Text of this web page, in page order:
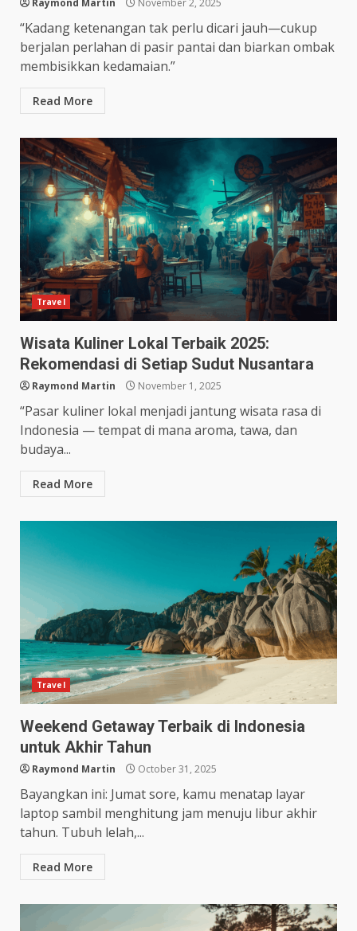
Raymond Martin November 2, 2025
“Kadang ketenangan tak perlu dicari jauh—cukup
berjalan perlahan di pasir pantai dan biarkan ombak
membisikkan kedamaian.”
Read More
Travel
Wisata Kuliner Lokal Terbaik 2025:
Rekomendasi di Setiap Sudut Nusantara
Raymond Martin November 1, 2025
“Pasar kuliner lokal menjadi jantung wisata rasa di
Indonesia — tempat di mana aroma, tawa, dan
budaya...
Read More
Travel
Weekend Getaway Terbaik di Indonesia
untuk Akhir Tahun
Raymond Martin October 31, 2025
Bayangkan ini: Jumat sore, kamu menatap layar
laptop sambil menghitung jam menuju libur akhir
tahun. Tubuh lelah,...
Read More